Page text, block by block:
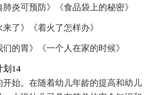
炎可预防》《食品袋上的秘密》
了》《着火了怎样办》
的胃》《一个人在家的时候》
划14
开始。在随着幼儿年龄的提高和幼儿